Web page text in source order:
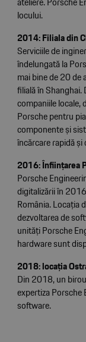
locului.
2014: Filiala din
Serviciile de
îndelungată la
mai bine de 20
filială în
companiile locale,
Porsche pentru
componente și
încărcare rapidă
2016: Înființarea
Porsche
digitalizării în
România. Locația
dezvoltarea de
unități Porsche
hardware sunt
2018: locația
Din 2018, un
expertiza Porsche
software.